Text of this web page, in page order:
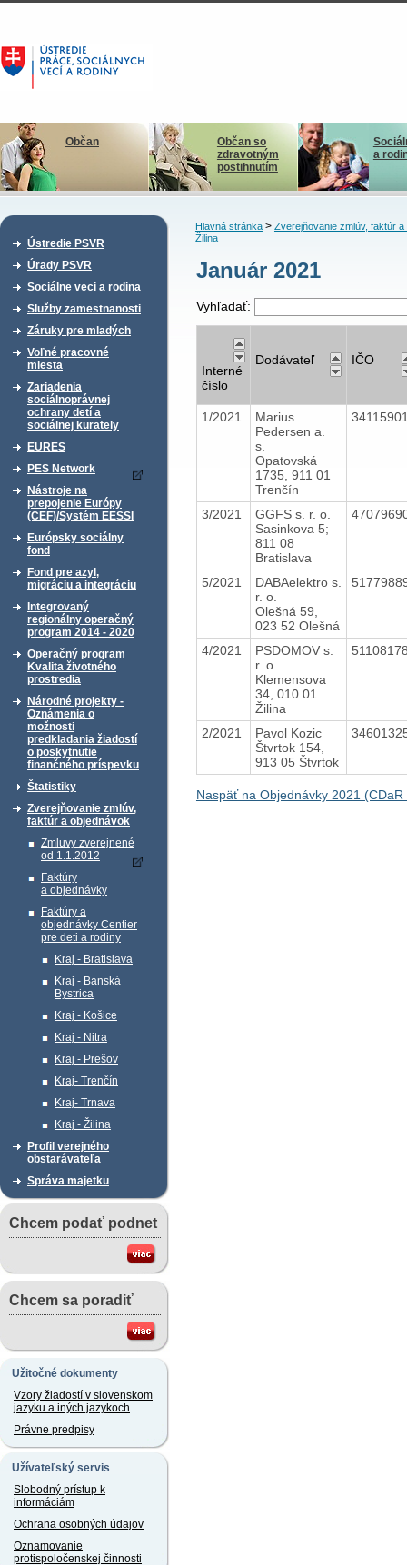
Občan
Občan so
zdravotným
postihnutím
a
Ústredie PSVR
Úrady PSVR
Sociálne veci a rodina
Služby zamestnanosti
Záruky pre mladých
Voľné pracovné
miesta
Zariadenia
sociálnoprávnej
ochrany detí a
sociálnej kurately
EURES
PES Network
Nástroje na
prepojenie Európy
(CEF)/Systém EESSI
Európsky sociálny
fond
Fond pre azyl,
migráciu a integráciu
Integrovaný
regionálny operačný
program 2014 - 2020
Operačný program
Kvalita životného
prostredia
Národné projekty -
Oznámenia o
možnosti
predkladania žiadostí
o poskytnutie
finančného príspevku
Štatistiky
Zverejňovanie zmlúv,
faktúr a objednávok
Zmluvy zverejnené
od 1.1.2012
Faktúry
a objednávky
Faktúry a
objednávky Centier
pre deti a rodiny
Kraj - Bratislava
Kraj - Banská
Bystrica
Kraj - Košice
Kraj - Nitra
Kraj - Prešov
Kraj- Trenčín
Kraj- Trnava
Kraj - Žilina
Profil verejného
obstarávateľa
Správa majetku
Chcem podať podnet
Chcem sa poradiť
Užitočné dokumenty
Vzory žiadostí v slovenskom
jazyku a iných jazykoch
Právne predpisy
Užívateľský servis
Slobodný prístup k
informáciám
Ochrana osobných údajov
Oznamovanie
protispoločenskej činnosti
Hlavná stránka> Zverejňovanie zmlúv, faktúr a
Žilina
Január 2021
Vyhľadať:
Interné
číslo
Dodávateľ IČO
1/2021
Marius
Pedersen a.
s.
Opatovská
1735, 911 01
Trenčín
3/2021
GGFS s. r. o.
Sasinkova 5;
811 08
Bratislava
5/2021
DABAelektro s.
r. o.
Olešná 59,
023 52 Olešná
4/2021
PSDOMOV s.
r. o.
Klemensova
34, 010 01
Žilina
2/2021
Pavol Kozic
Štvrtok 154,
913 05 Štvrtok
Naspäť na Objednávky 2021